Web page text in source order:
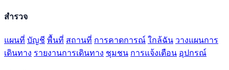
สำรวจ
แผนที่ บัญชี พื้นที่ สถานที่ การคาดการณ์ใกล้ฉัน วางแผนการ
เดินทาง รายงานการเดินทาง ชุมชน การแจ้งเตือน อุปกรณ์